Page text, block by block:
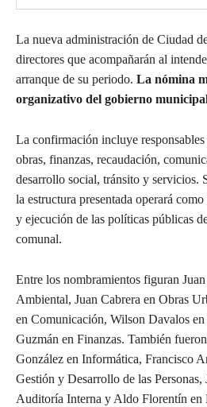
La nueva administración de Ciudad
directores que acompañarán al
arranque de su periodo. La nómina
organizativo del gobierno
La confirmación incluye responsables
obras, finanzas, recaudación,
desarrollo social, tránsito y servicios.
la estructura presentada operará
y ejecución de las políticas públicas
comunal.
Entre los nombramientos figuran
Ambiental, Juan Cabrera en Obras
en Comunicación, Wilson Davalos
Guzmán en Finanzas. También
González en Informática, Francisco
Gestión y Desarrollo de las Personas,
Auditoría Interna y Aldo Florentín en